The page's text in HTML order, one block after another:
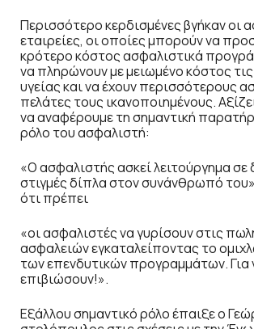
Περισσότερο κερδισμένες βγήκαν οι
εταιρείες, οι οποίες μπορούν να
κρότερο κόστος ασφαλιστικά
να πληρώνουν με μειωμένο κόστος
υγείας και να έχουν περισσότερους
πελάτες τους ικανοποιημένους.
να αναφέρουμε τη σημαντική
ρόλο του ασφαλιστή:
«Ο ασφαλιστής ασκεί λειτούργημα σε
στιγμές δίπλα στον συνάνθρωπό
ότι πρέπει
«οι ασφαλιστές να γυρίσουν στις
ασφαλειών εγκαταλείποντας το
των επενδυτικών προγραμμάτων. Για
επιβιώσουν!».
Εξάλλου σημαντικό ρόλο έπαιξε ο